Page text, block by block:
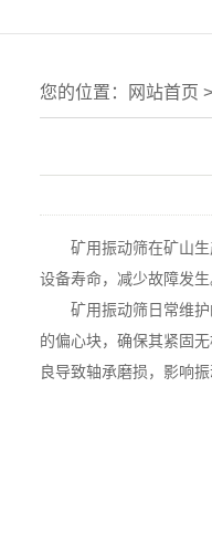
您的位置： 网站首页 >
矿用振动筛在矿山生
设备寿命，减少故障发生
矿用振动筛日常维护
的偏心块，确保其紧固
良导致轴承磨损，影响振